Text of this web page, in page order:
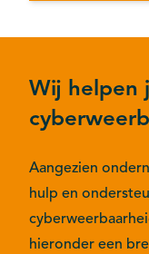
Wij helpen
Aangezien
hulp en
hieronder een